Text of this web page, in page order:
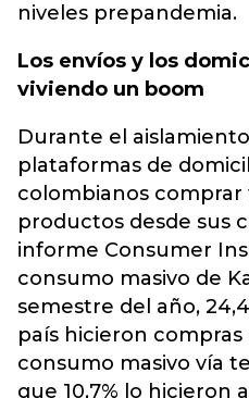
niveles prepandemia.
Los envíos y los
viviendo un boom
Durante el
plataformas de
colombianos
productos desde sus
informe Consumer
consumo masivo de
semestre del año,
país hicieron compras
consumo masivo vía
que 10,7% lo hicieron